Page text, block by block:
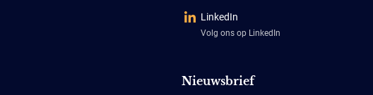
LinkedIn
Volg ons op LinkedIn
Nieuwsbrief